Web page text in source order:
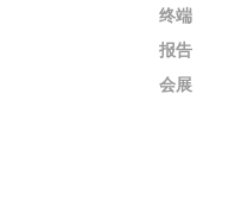
终端
报告
会展